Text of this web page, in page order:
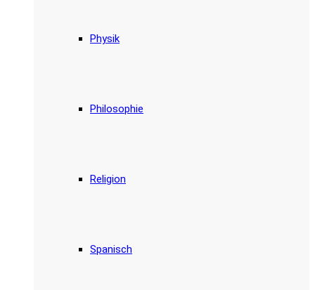
Physik
Philosophie
Religion
Spanisch